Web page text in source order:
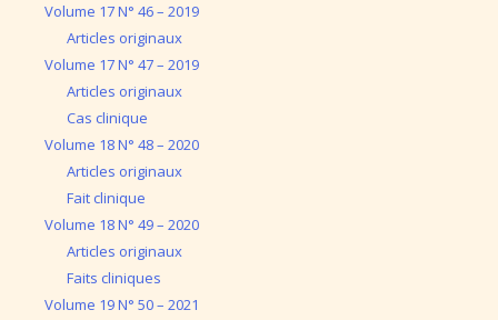
Volume 17 N° 46 – 2019
Articles originaux
Volume 17 N° 47 – 2019
Articles originaux
Cas clinique
Volume 18 N° 48 – 2020
Articles originaux
Fait clinique
Volume 18 N° 49 – 2020
Articles originaux
Faits cliniques
Volume 19 N° 50 – 2021